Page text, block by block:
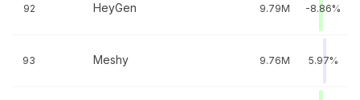
92 HeyGen 9.79M -8.86%
93 Meshy 9.76M 5.97%